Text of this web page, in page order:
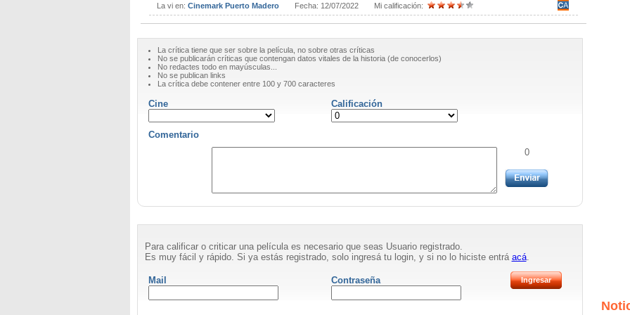
La vi en:Cinemark Puerto Madero Fecha: 12/07/2022 Mi calificación:
La crítica tiene que ser sobre la película, no sobre otras críticas
No se publicarán críticas que contengan datos vitales de la historia (de conocerlos)
No redactes todo en mayúsculas...
No se publican links
La crítica debe contener entre 100 y 700 caracteres
Cine Calificación
Comentario
0
Para calificar o criticar una película es necesario que seas Usuario registrado.
Es muy fácil y rápido. Si ya estás registrado, solo ingresá tu login, y si no lo hiciste entrá acá.
Mail Contraseña